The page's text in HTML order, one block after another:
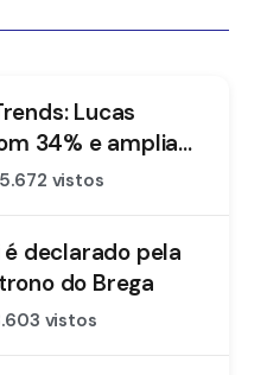
Lucas
34% e amplia
pelo
5.672 vistos
é declarado pela
do Brega
vistos